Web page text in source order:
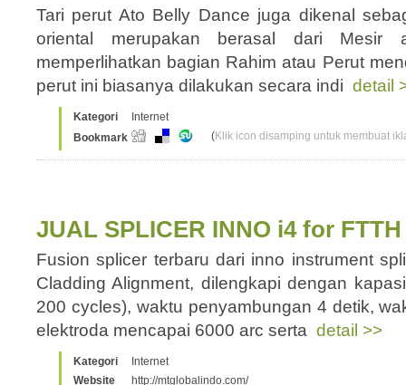
Tari perut Ato Belly Dance juga dikenal
oriental merupakan berasal dari Mesir
memperlihatkan bagian Rahim atau Perut
perut ini biasanya dilakukan secara indi detail
Kategori
Internet
Bookmark
(Klik icon disamping untuk membuat
JUAL SPLICER INNO i4 for FTTH
Fusion splicer terbaru dari inno instrument
Cladding Alignment, dilengkapi dengan
200 cycles), waktu penyambungan 4 detik,
elektroda mencapai 6000 arc serta detail >>
Kategori
Internet
Website
http://mtglobalindo.com/